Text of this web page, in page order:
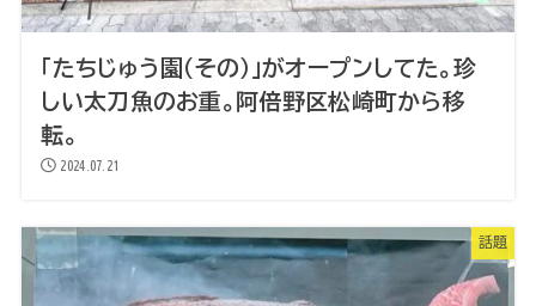
「たちじゅう園（その）」がオープンしてた。珍
しい太刀魚のお重。阿倍野区松崎町から移
転。
2024.07.21
話題